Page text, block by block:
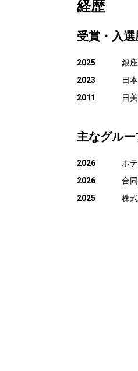
経歴
受賞・入選
2025
銀
2023
日
2011
日
主なグルー
2026
ホ
2026
合
2025
株